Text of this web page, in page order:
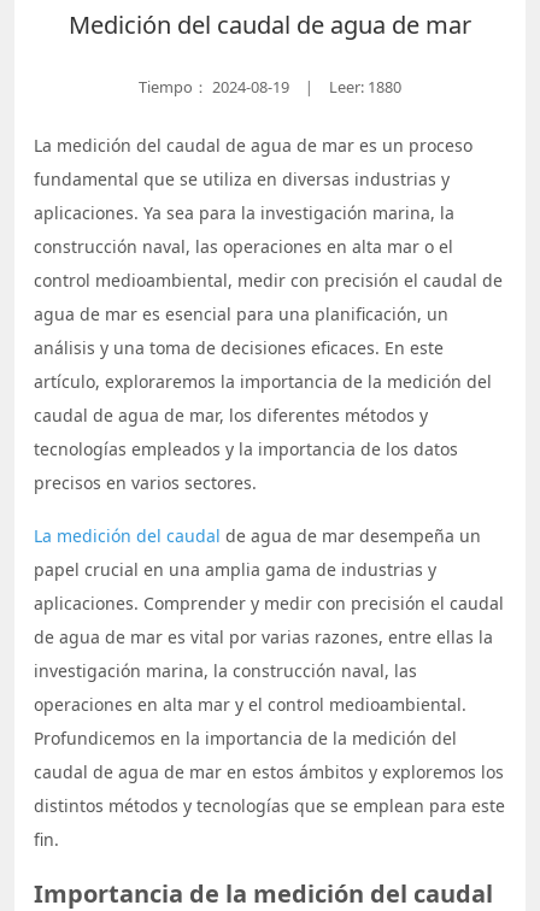
Medición del caudal de agua de mar
Tiempo： 2024-08-19 | Leer: 1880
La medición del caudal de agua de mar es un proceso
fundamental que se utiliza en diversas industrias y
aplicaciones. Ya sea para la investigación marina, la
construcción naval, las operaciones en alta mar o el
control medioambiental, medir con precisión el caudal de
agua de mar es esencial para una planificación, un
análisis y una toma de decisiones eficaces. En este
artículo, exploraremos la importancia de la medición del
caudal de agua de mar, los diferentes métodos y
tecnologías empleados y la importancia de los datos
precisos en varios sectores.
La medición del caudal de agua de mar desempeña un
papel crucial en una amplia gama de industrias y
aplicaciones. Comprender y medir con precisión el caudal
de agua de mar es vital por varias razones, entre ellas la
investigación marina, la construcción naval, las
operaciones en alta mar y el control medioambiental.
Profundicemos en la importancia de la medición del
caudal de agua de mar en estos ámbitos y exploremos los
distintos métodos y tecnologías que se emplean para este
fin.
Importancia de la medición del caudal